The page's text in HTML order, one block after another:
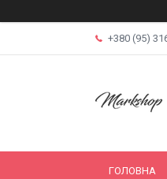
+380 (95)
ГОЛОВНА